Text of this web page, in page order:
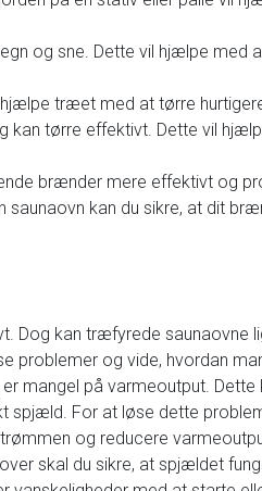
og sne. Dette vil hjælpe med
træet med at tørre
kan tørre effektivt. Dette vil
brænder mere effektivt og
saunaovn kan du sikre, at dit
Dog kan træfyrede saunaovne
og vide, hvordan
mangel på varmeoutput. Dette
spjæld. For at løse dette
og reducere
skal du sikre, at spjældet